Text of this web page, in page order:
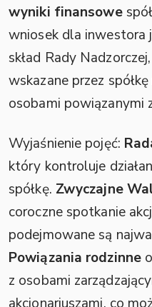
wyniki finansowe
wniosek dla inwestora
skład Rady
wskazane przez
osobami powiązanymi
Wyjaśnienie pojęć:
który kontroluje
spółkę. Zwyczajne
coroczne spotkanie
podejmowane są
Powiązania rodzinne
z osobami